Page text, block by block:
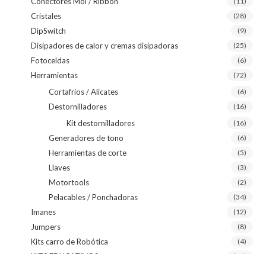
Cristales (28)
DipSwitch (9)
Disipadores de calor y cremas disipadoras (25)
Fotoceldas (6)
Herramientas (72)
Cortafríos / Alicates (6)
Destornilladores (16)
Kit destornilladores (16)
Generadores de tono (6)
Herramientas de corte (5)
Llaves (3)
Motortools (2)
Pelacables / Ponchadoras (34)
Imanes (12)
Jumpers (8)
Kits carro de Robótica (4)